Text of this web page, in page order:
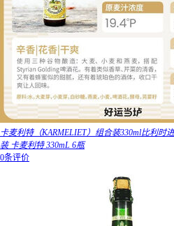
卡麦利特（KARMELIET）组合装330ml比利时
装 卡麦利特 330mL 6瓶
0条评价